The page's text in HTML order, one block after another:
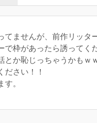
てませんが、前作リッタ
で枠があったら誘ってく
とか恥じっちゃうかもｗ
ださい！！
す。